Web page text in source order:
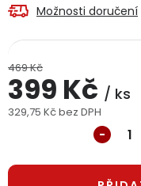
Doprava a platba
Reklamační formulář
Možnosti doručení
469 Kč
399 Kč / ks
329,75 Kč bez DPH